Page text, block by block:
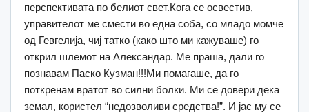
перспективата по белиот свет.Кога се освестив,
управителот ме смести во една соба, со младо момче
од Гевгелија, чиј татко (како што ми кажуваше) го
открил шлемот на Александар. Ме праша, дали го
познавам Паско Кузман!!!Ми помагаше, да го
поткренам вратот во силни болки. Ми се довери дека
земал, користел “недозволиви средства!”. И јас му се